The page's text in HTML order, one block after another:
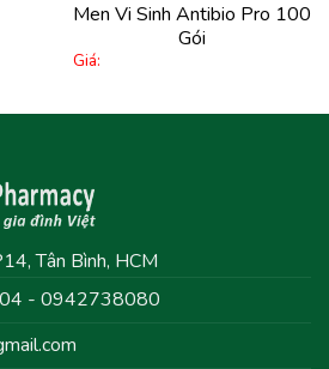
Men Vi Sinh Antibio Pro 100
Gói
Giá:
Tân Bình, HCM
- 0942738080